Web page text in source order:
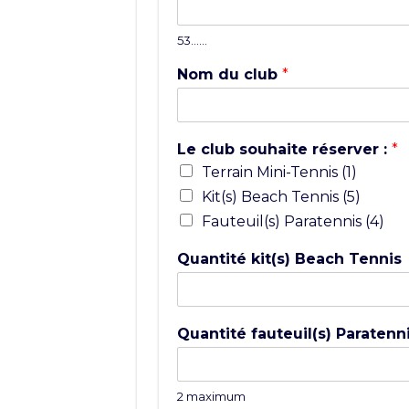
53……
Nom du club *
Le club souhaite réserver : *
Terrain Mini-Tennis (1)
Kit(s) Beach Tennis (5)
Fauteuil(s) Paratennis (4)
Quantité kit(s) Beach Tennis
Quantité fauteuil(s)
2 maximum